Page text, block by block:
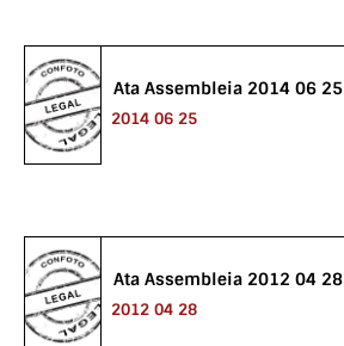
Ata Assembleia 2014 06 25
2014 06 25
Ata Assembleia 2012 04 28
2012 04 28